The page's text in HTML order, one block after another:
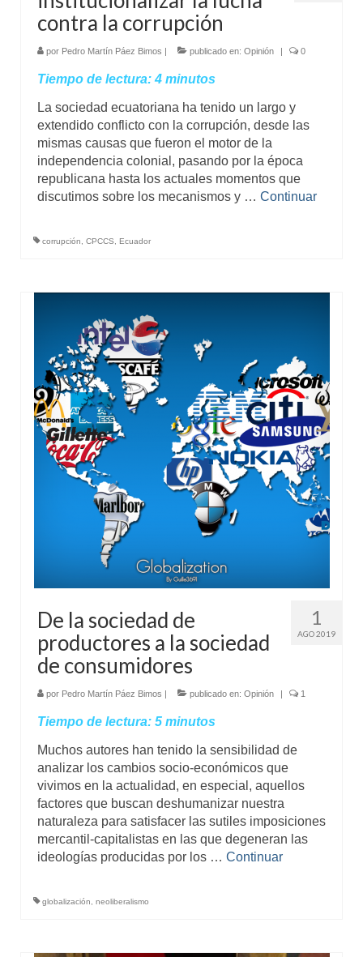
contra la corrupción
por Pedro Martín Páez Bimos | publicado en: Opinión | 0
Tiempo de lectura: 4 minutos
La sociedad ecuatoriana ha tenido un largo y
extendido conflicto con la corrupción, desde las
mismas causas que fueron el motor de la
independencia colonial, pasando por la época
republicana hasta los actuales momentos que
discutimos sobre los mecanismos y … Continuar
corrupción CPCCS Ecuador
1
AGO 2019
De la sociedad de
productores a la sociedad
de consumidores
por Pedro Martín Páez Bimos | publicado en: Opinión | 1
Tiempo de lectura: 5 minutos
Muchos autores han tenido la sensibilidad de
analizar los cambios socio-económicos que
vivimos en la actualidad, en especial, aquellos
factores que buscan deshumanizar nuestra
naturaleza para satisfacer las sutiles imposiciones
mercantil-capitalistas en las que degeneran las
ideologías producidas por los … Continuar
globalización neoliberalismo